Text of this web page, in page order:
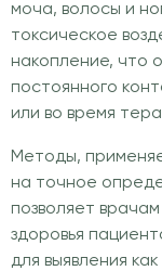
моча, волосы и
токсическое
накопление, что
постоянного
или во время
Методы,
на точное
позволяет
здоровья
для выявления